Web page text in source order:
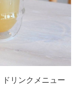
リンクメニュー